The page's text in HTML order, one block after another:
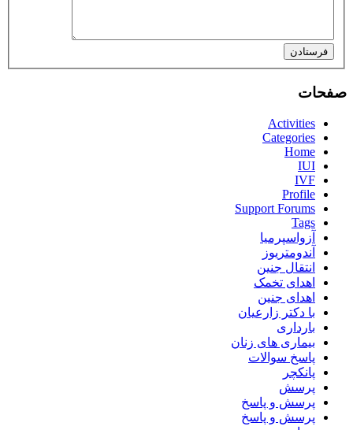
فرستادن
صفحات
Activities
Categories
Home
IUI
IVF
Profile
Support Forums
Tags
آزواسپرمیا
آندومتریوز
انتقال جنین
اهدای تخمک
اهدای جنین
با دکتر زارعیان
بارداری
بیماری های زنان
پاسخ سوالات
پانکچر
پرسش
پرسش و پاسخ
پرسش و پاسخ